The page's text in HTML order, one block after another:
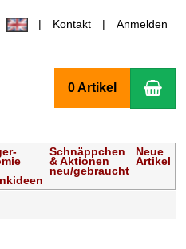
Kontakt Anmelden
0 Artikel
Schnäppchen
& Aktionen
neu/gebraucht
Neue
Artikel